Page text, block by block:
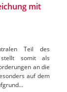
mit
Teil des
stellt somit als
an die
auf dem